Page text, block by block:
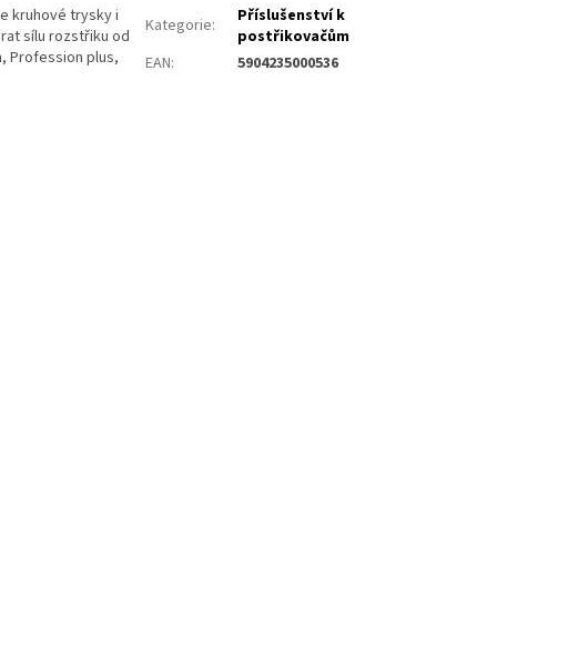
kruhové trysky i
sílu rozstřiku od
Profession plus,
Kategorie:
Příslušenství k
postřikovačům
EAN: 5904235000536